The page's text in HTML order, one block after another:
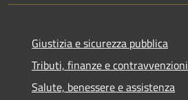
Giustizia e sicurezza pubblica
Tributi, finanze e contravvenzioni
Salute, benessere e assistenza